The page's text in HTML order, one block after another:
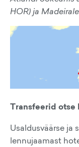
HOR) ja
Transfeerid otse
Usaldusväärse ja
lennujaamast